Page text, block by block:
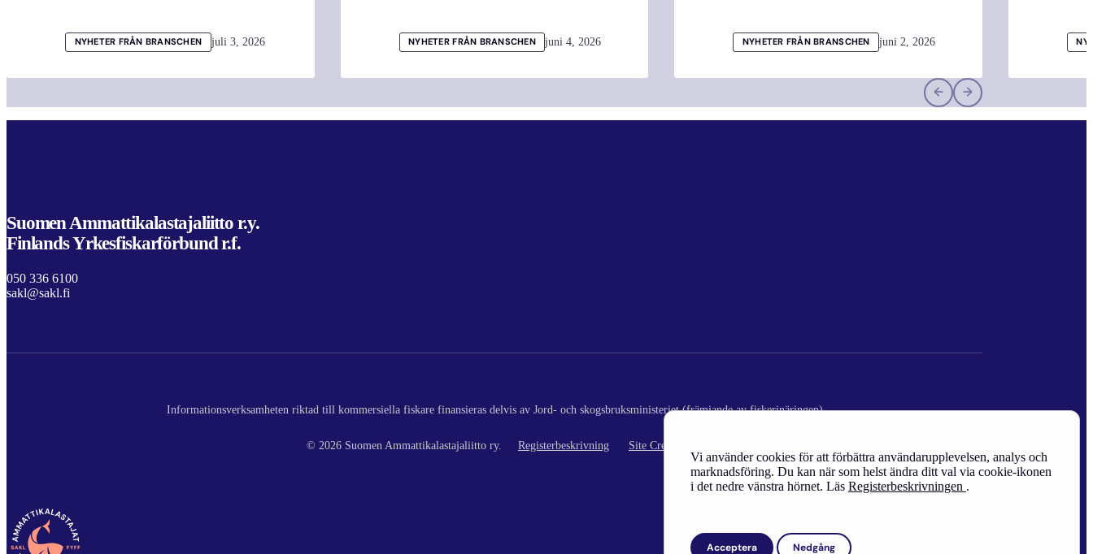
Vi använder cookies för att förbättra användarupplevelsen, analys och
marknadsföring. Du kan när som helst ändra ditt val via cookie-ikonen
i det nedre vänstra hörnet. Läs Registerbeskrivningen .
Acceptera Nedgång
NYHETER FRÅN BRANSCHEN juli 3, 2026 NYHETER FRÅN BRANSCHEN juni 4, 2026 NYHETER FRÅN BRANSCHEN juni 2, 2026
Suomen Ammattikalastajaliitto r.y.
Finlands Yrkesfiskarförbund r.f.
050 336 6100
sakl@sakl.fi
Informationsverksamheten riktad till kommersiella fiskare finansieras delvis av Jord- och skogsbruksministeriet (främjande av fiskerinäringen)
© 2026 Suomen Ammattikalastajaliitto ry. Registerbeskrivning Site Credits